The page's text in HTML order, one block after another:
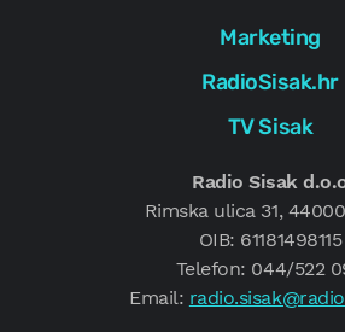
Marketing
RadioSisak.hr
TV Sisak
Radio Sisak
Rimska ulica 31,
OIB: 61181498115
Telefon: 044/522
Email: